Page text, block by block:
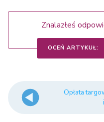
Znalazłeś
OCEŃ ARTYKUŁ:
Opłata